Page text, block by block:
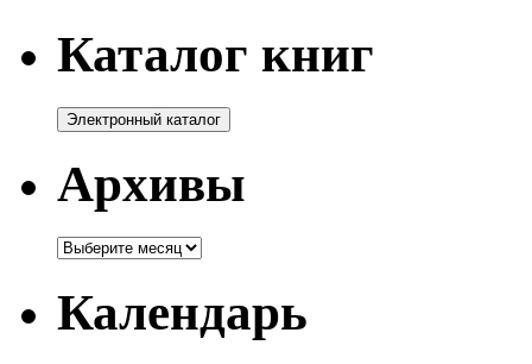
Каталог книг
Архивы
Архивы
Календарь